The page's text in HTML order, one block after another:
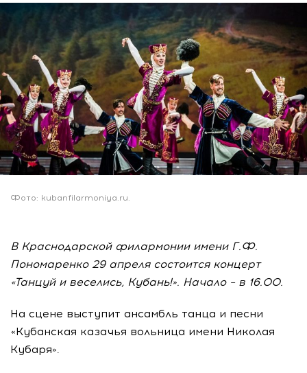
Фото: kubanfilarmoniya.ru.
В Краснодарской филармонии имени Г.Ф.
Пономаренко 29 апреля состоится концерт
«Танцуй и веселись, Кубань!». Начало – в 16.00.
На сцене выступит ансамбль танца и песни
«Кубанская казачья вольница имени Николая
Кубаря».